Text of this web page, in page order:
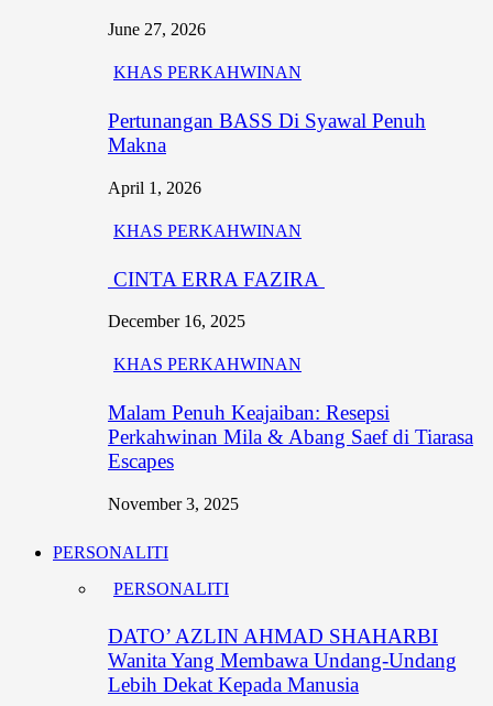
June 27, 2026
KHAS PERKAHWINAN
Pertunangan BASS Di Syawal Penuh
Makna
April 1, 2026
KHAS PERKAHWINAN
CINTA ERRA FAZIRA
December 16, 2025
KHAS PERKAHWINAN
Malam Penuh Keajaiban: Resepsi
Perkahwinan Mila & Abang Saef di Tiarasa
Escapes
November 3, 2025
PERSONALITI
PERSONALITI
DATO’ AZLIN AHMAD SHAHARBI
Wanita Yang Membawa Undang-Undang
Lebih Dekat Kepada Manusia